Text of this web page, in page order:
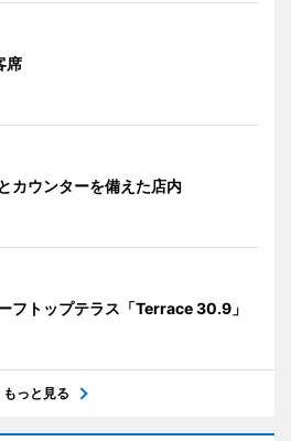
席
カウンターを備えた店内
フトップテラス「Terrace 30.9」
もっと見る